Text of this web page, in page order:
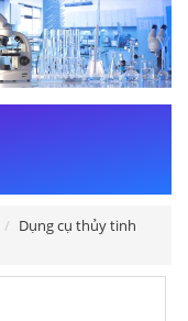
Dụng cụ thủy tinh